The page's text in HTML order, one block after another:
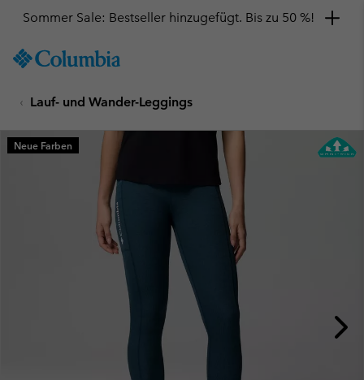
TO
SKIP
MAIN
NAV
Sommer Sale: Bestseller hinzugefügt. Bis zu 50 %!
Lauf- und Wander-Leggings
Neue Farben